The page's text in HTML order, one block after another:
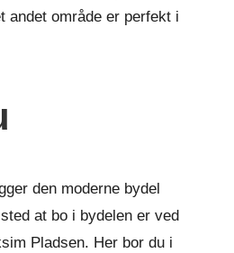
andet område er perfekt i
den moderne bydel
at bo i bydelen er ved
Pladsen. Her bor du i